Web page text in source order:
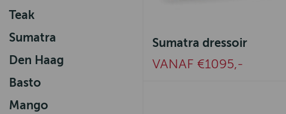
Teak
Sumatra
Den Haag
Basto
Mango
Sumatra dressoir
VANAF €1095,-